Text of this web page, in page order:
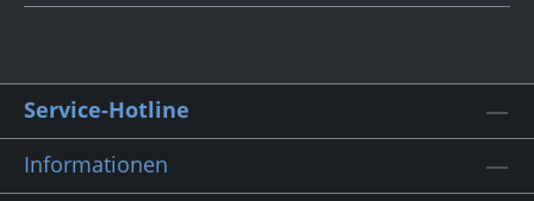
Service-Hotline
Informationen